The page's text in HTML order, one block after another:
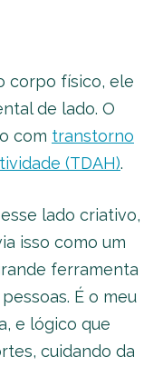
corpo físico, ele
de lado. O
com transtorno
(TDAH).
lado criativo,
isso como um
ferramenta
É o meu
e lógico que
cuidando da